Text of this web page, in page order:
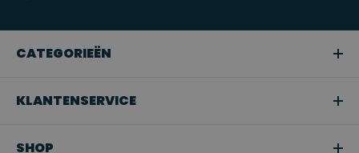
CATEGORIEËN
KLANTENSERVICE
SHOP